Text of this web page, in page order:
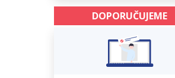
DOPORUČUJEME